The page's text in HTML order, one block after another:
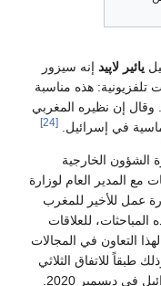
يائير لاپيد إنه سيزور
هذه مناسبة
وقال إن نظيره المغربي
في إسرائيل. [24]
الشؤون الخارجية
مع المدير العام لوزارة
عمل للأخير للمغرب
للعلاقات
التعاون في المجالات
طبقاً للاتفاق الثلاثي
في ديسمبر 2020.